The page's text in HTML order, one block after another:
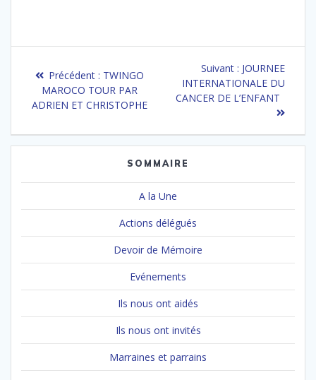
Précédent : Article
précédent
:
TWINGO
MAROCO TOUR PAR
ADRIEN ET CHRISTOPHE
Suivant : Article
suivant
:
JOURNEE
INTERNATIONALE DU
CANCER DE L’ENFANT
SOMMAIRE
A la Une
Actions délégués
Devoir de Mémoire
Evénements
Ils nous ont aidés
Ils nous ont invités
Marraines et parrains